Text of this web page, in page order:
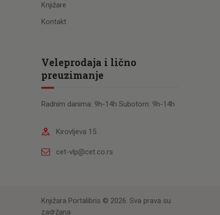
Knjižare
Kontakt
Veleprodaja i lično
preuzimanje
Radnim danima: 9h-14h Subotom: 9h-14h
Kirovljeva 15
cet-vlp@cet.co.rs
Knjižara Portalibris © 2026. Sva prava su
zadržana.